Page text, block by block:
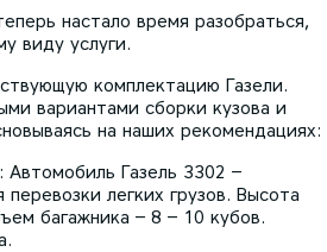
настало время разобраться,
виду услуги.
комплектацию Газели.
вариантами сборки кузова и
на наших рекомендациях:
Автомобиль Газель 3302 –
легких грузов. Высота
багажника – 8 – 10 кубов.